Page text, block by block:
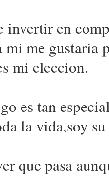
invertir en
me gustaria
mi eleccion.
es tan
la vida,soy
que pasa